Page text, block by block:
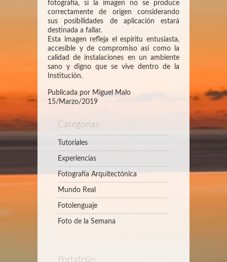
fotografía, si la imagen no se produce
correctamente de origen considerando
sus posibilidades de aplicación estará
destinada a fallar.
Esta imagen refleja el espíritu entusiasta,
accesible y de compromiso así como la
calidad de instalaciones en un ambiente
sano y digno que se vive dentro de la
Institución.
Publicada por Miguel Malo
15/Marzo/2019
Categorías
Tutoriales
Experiencias
Fotografía Arquitectónica
Mundo Real
Fotolenguaje
Foto de la Semana
Portafolio